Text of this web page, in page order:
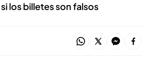
los billetes son falsos